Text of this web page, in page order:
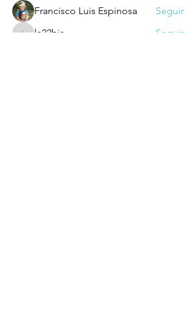
Francisco Luis Espinosa
Seguir
la22bis
Seguir